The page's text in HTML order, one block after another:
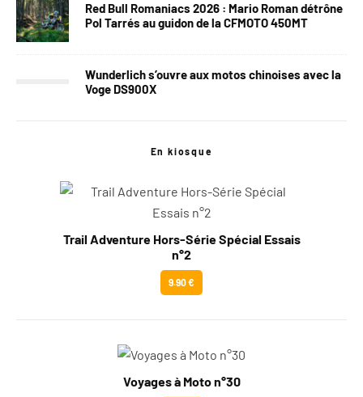
Red Bull Romaniacs 2026 : Mario Roman détrône
Pol Tarrés au guidon de la CFMOTO 450MT
Wunderlich s’ouvre aux motos chinoises avec la
Voge DS900X
En kiosque
Trail Adventure Hors-Série Spécial Essais
n°2
9.90 €
Voyages à Moto n°30